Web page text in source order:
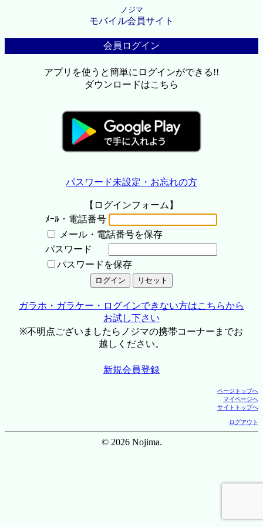
ノジマ
モバイル会員サイト
会員ログイン
アプリを使うと簡単にログインができる!!
ダウンロードはこちら
パスワード未設定・お忘れの方
【ログインフォーム】
ﾒｰﾙ・電話番号
メール・電話番号を保存
パスワード
パスワードを保存
ガラホ・ガラケー・ログインできない方はこちらから
お試し下さい
※不明点ございましたらノジマの携帯コーナーまでお
越しください。
新規会員登録
ページトップへ
マイページへ
サイトトップへ
ログアウト
© 2026 Nojima.